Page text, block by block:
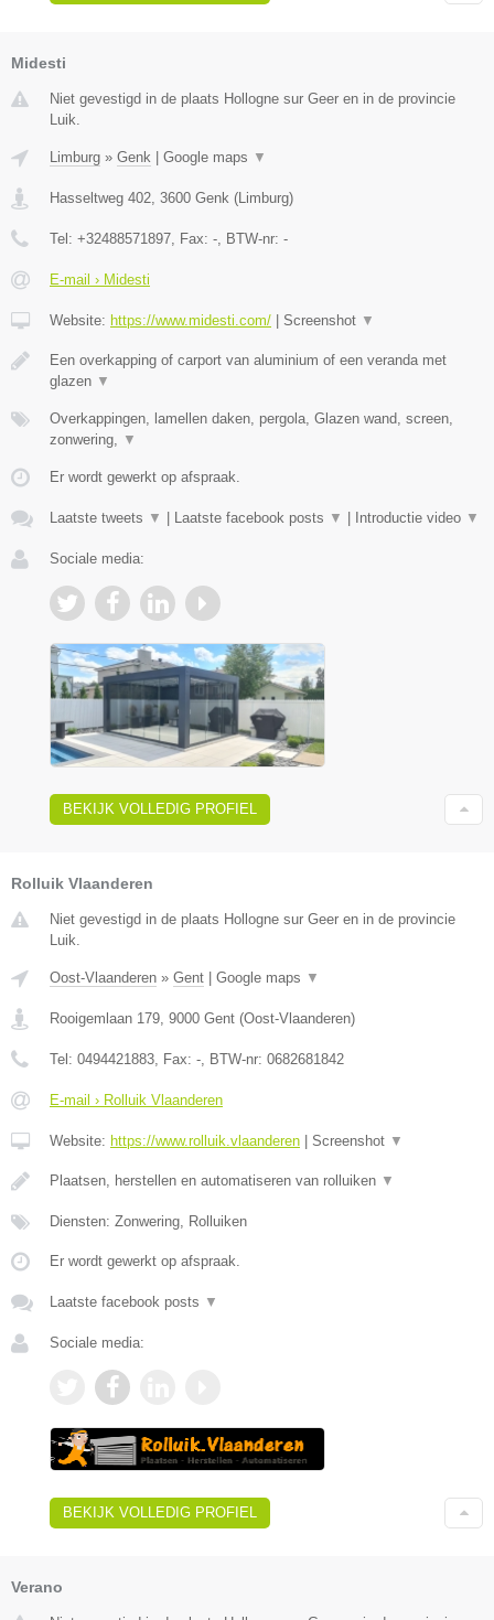
Midesti
Niet gevestigd in de plaats Hollogne sur Geer en in de provincie
Luik.
Limburg » Genk Google maps ▼
Hasseltweg 402, 3600 Genk (Limburg)
Tel: +32488571897, Fax: -, BTW-nr: -
E-mail › Midesti
Website: https://www.midesti.com/ Screenshot ▼
Een overkapping of carport van aluminium of een veranda met
glazen ▼
Overkappingen, lamellen daken, pergola, Glazen wand, screen,
zonwering, ▼
Er wordt gewerkt op afspraak.
Laatste tweets ▼ Laatste facebook posts ▼ Introductie video ▼
Sociale media:
BEKIJK VOLLEDIG PROFIEL
Rolluik Vlaanderen
Niet gevestigd in de plaats Hollogne sur Geer en in de provincie
Luik.
Oost-Vlaanderen » Gent Google maps ▼
Rooigemlaan 179, 9000 Gent (Oost-Vlaanderen)
Tel: 0494421883, Fax: -, BTW-nr: 0682681842
E-mail › Rolluik Vlaanderen
Website: https://www.rolluik.vlaanderen Screenshot ▼
Plaatsen, herstellen en automatiseren van rolluiken ▼
Diensten: Zonwering, Rolluiken
Er wordt gewerkt op afspraak.
Laatste facebook posts ▼
Sociale media:
BEKIJK VOLLEDIG PROFIEL
Verano